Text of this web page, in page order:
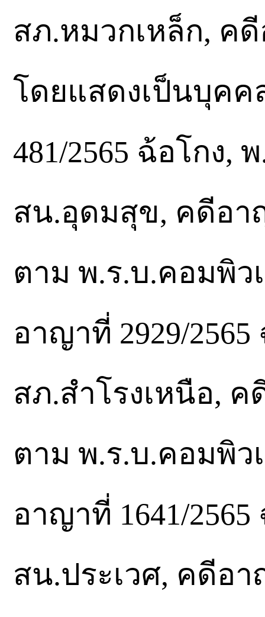
สภ.หมวกเหล็ก, ค
โดยแสดงเป็นบุค
481/2565 ฉ้อโกง,
สน.อุดมสุข, คดีอา
ตาม พ.ร.บ.คอมพิว
อาญาที่ 2929/
สภ.สำโรงเหนือ,
ตาม พ.ร.บ.คอมพิว
อาญาที่ 1641/
สน.ประเวศ, คดีอา